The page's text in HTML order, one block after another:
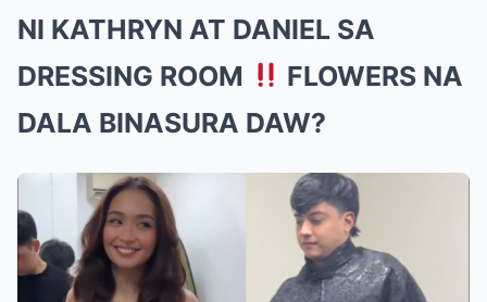
NI KATHRYN AT DANIEL SA
DRESSING ROOM
FLOWERS NA
DALA BINASURA DAW?